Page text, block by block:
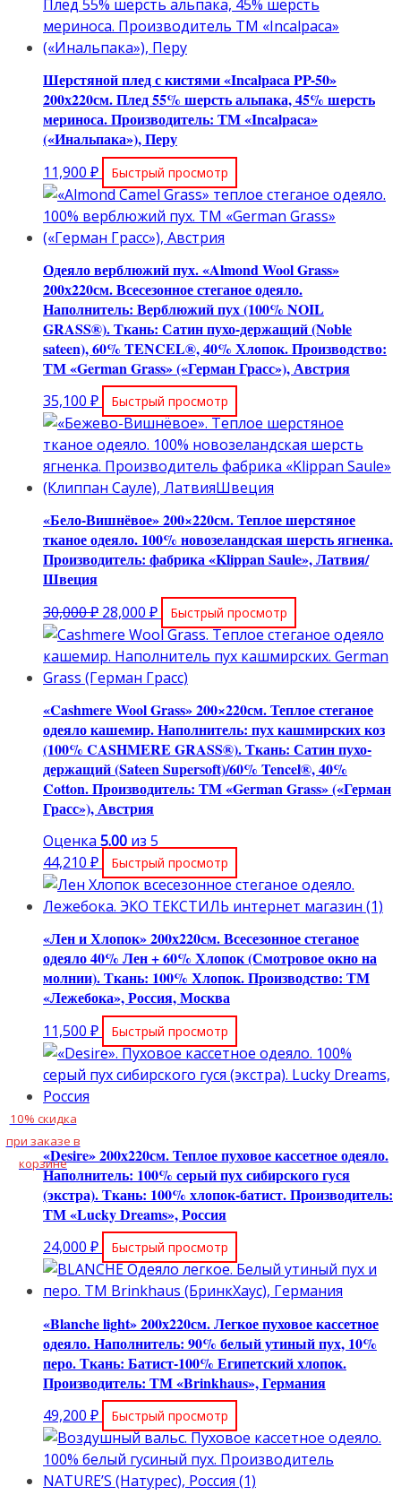
24,900 ₽.
Шерстяной плед с кистями «Incalpaca PP-50»
200х220см. Плед 55% шерсть альпака, 45% шерсть
мериноса. Производитель: ТМ «Incalpaca»
(«Инальпака»), Перу
11,900 ₽ Быстрый просмотр
Одеяло верблюжий пух. «Almond Wool Grass»
200х220см. Всесезонное стеганое одеяло.
Наполнитель: Верблюжий пух (100% NOIL
GRASS®). Ткань: Сатин пухо-держащий (Noble
sateen), 60% TENCEL®, 40% Хлопок. Производство:
ТМ «German Grass» («Герман Грасс»), Австрия
35,100 ₽ Быстрый просмотр
«Бело-Вишнёвое» 200×220см. Теплое шерстяное
тканое одеяло. 100% новозеландская шерсть ягненка.
Производитель: фабрика «Klippan Saule», Латвия/
Швеция
30,000₽ Первоначальная
цена
составляла
30,000 ₽.
28,000 ₽Текущая
цена:
28,000 ₽.
Быстрый просмотр
«Cashmere Wool Grass» 200×220см. Теплое стеганое
одеяло кашемир. Наполнитель: пух кашмирских коз
(100% CASHMERE GRASS®). Ткань: Сатин пухо-
держащий (Sateen Supersoft)/60% Tencel®, 40%
Cotton. Производитель: ТМ «German Grass» («Герман
Грасс»), Австрия
Оценка 5.00 из 5
44,210 ₽ Быстрый просмотр
«Лен и Хлопок» 200х220см. Всесезонное стеганое
одеяло 40% Лен + 60% Хлопок (Смотровое окно на
молнии). Ткань: 100% Хлопок. Производство: ТМ
«Лежебока», Россия, Москва
11,500 ₽ Быстрый просмотр
10% скидка
при заказе в
корзине«Desire» 200х220см. Теплое пуховое кассетное одеяло.
Наполнитель: 100% серый пух сибирского гуся
(экстра). Ткань: 100% хлопок-батист. Производитель:
ТМ «Lucky Dreams», Россия
24,000 ₽ Быстрый просмотр
«Blanche light» 200х220см. Легкое пуховое кассетное
одеяло. Наполнитель: 90% белый утиный пух, 10%
перо. Ткань: Батист-100% Египетский хлопок.
Производитель: ТМ «Brinkhaus», Германия
49,200 ₽ Быстрый просмотр